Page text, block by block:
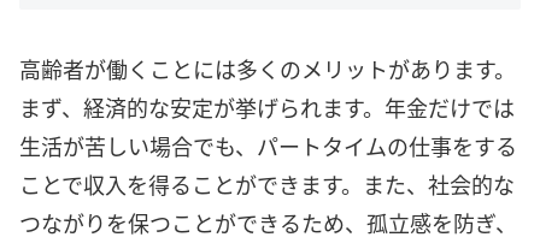
高齢者が働くことには多くのメリットがあります。
まず、経済的な安定が挙げられます。年金だけでは
生活が苦しい場合でも、パートタイムの仕事をする
ことで収入を得ることができます。また、社会的な
つながりを保つことができるため、孤立感を防ぎ、